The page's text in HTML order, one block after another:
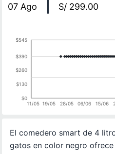
07 Ago S/ 299.00
11/05 19/05 28/05 06/06 15/06
$0
$130
$260
$390
$545
El comedero smart de 4
gatos en color negro